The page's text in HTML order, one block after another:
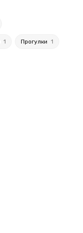
1 Прогулки 1